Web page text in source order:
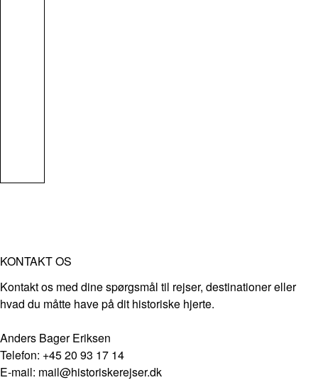
KONTAKT OS
Kontakt os med dine spørgsmål til rejser, destinationer eller
hvad du måtte have på dit historiske hjerte.
Anders Bager Eriksen
Telefon: +45 20 93 17 14
E-mail: mail@historiskerejser.dk